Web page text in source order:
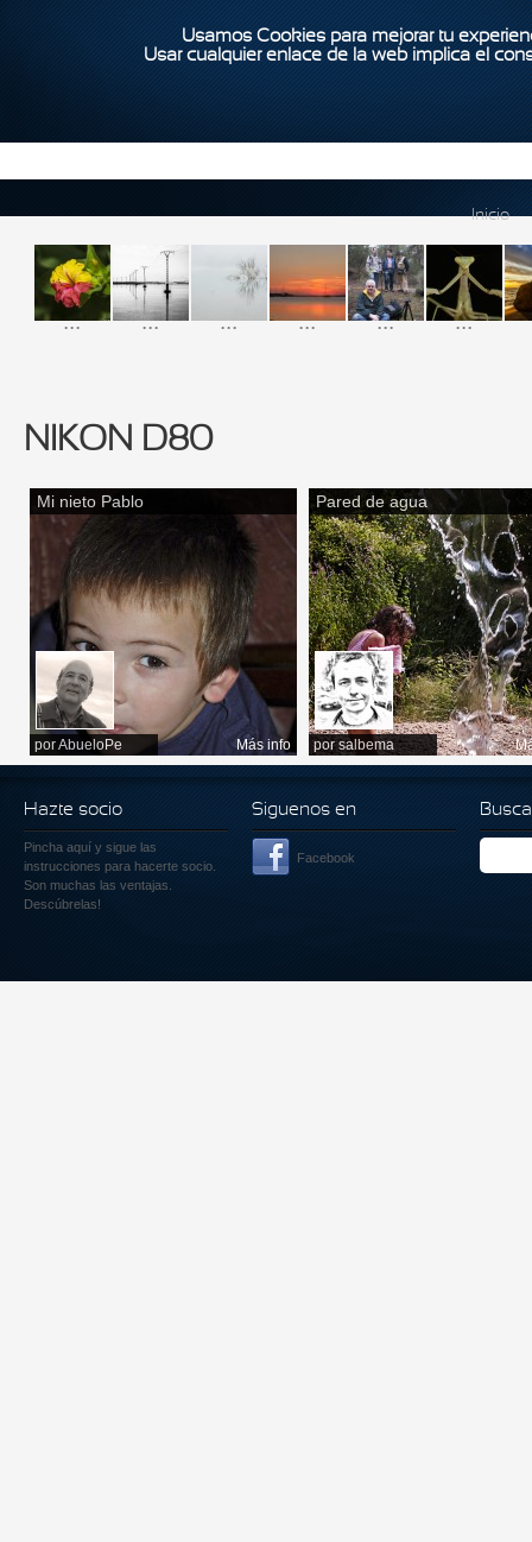
Usamos Cookies para mejorar tu
Usar cualquier enlace de la web implica el
Inicio
... ... ... ... ... ...
NIKON D80
Mi nieto Pablo
porAbueloPe Más info
Pared de agua
porsalbema
Hazte socio
Pincha aquí y sigue las
instrucciones para hacerte socio.
Son muchas las ventajas.
Descúbrelas!
Siguenos en
Facebook